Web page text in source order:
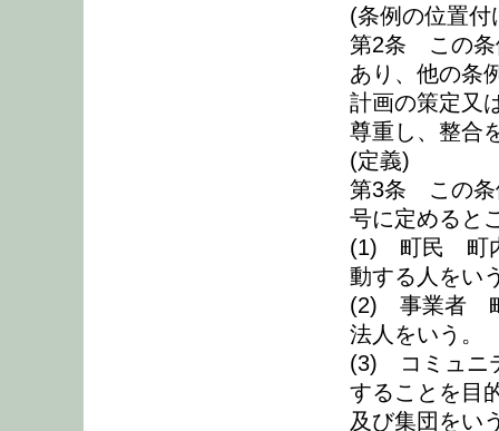
(条例の位置付
第2条 この条
あり、他の条
計画の策定又
尊重し、整合
(定義)
第3条 この条
号に定めると
(1) 町民 町内
動する人をい
(2) 事業者 町
法人をいう。
(3) コミュニ
することを目
及び集団をい